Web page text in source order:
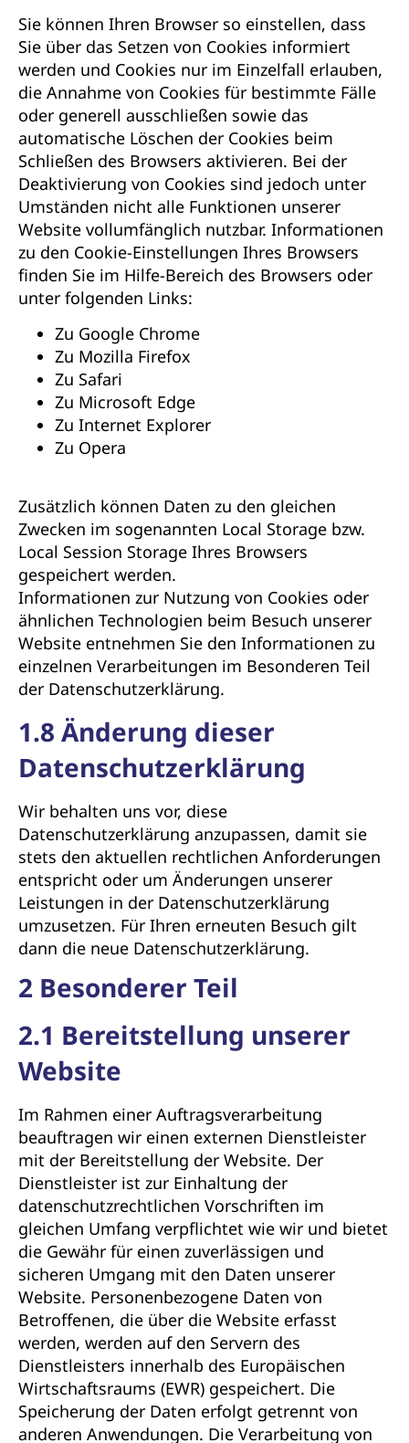
Sie können Ihren Browser so einstellen, dass
Sie über das Setzen von Cookies informiert
werden und Cookies nur im Einzelfall erlauben,
die Annahme von Cookies für bestimmte Fälle
oder generell ausschließen sowie das
automatische Löschen der Cookies beim
Schließen des Browsers aktivieren. Bei der
Deaktivierung von Cookies sind jedoch unter
Umständen nicht alle Funktionen unserer
Website vollumfänglich nutzbar. Informationen
zu den Cookie-Einstellungen Ihres Browsers
finden Sie im Hilfe-Bereich des Browsers oder
unter folgenden Links:
Zu Google Chrome
Zu Mozilla Firefox
Zu Safari
Zu Microsoft Edge
Zu Internet Explorer
Zu Opera
Zusätzlich können Daten zu den gleichen
Zwecken im sogenannten Local Storage bzw.
Local Session Storage Ihres Browsers
gespeichert werden.
Informationen zur Nutzung von Cookies oder
ähnlichen Technologien beim Besuch unserer
Website entnehmen Sie den Informationen zu
einzelnen Verarbeitungen im Besonderen Teil
der Datenschutzerklärung.
1.8 Änderung dieser
Datenschutzerklärung
Wir behalten uns vor, diese
Datenschutzerklärung anzupassen, damit sie
stets den aktuellen rechtlichen Anforderungen
entspricht oder um Änderungen unserer
Leistungen in der Datenschutzerklärung
umzusetzen. Für Ihren erneuten Besuch gilt
dann die neue Datenschutzerklärung.
2 Besonderer Teil
2.1 Bereitstellung unserer
Website
Im Rahmen einer Auftragsverarbeitung
beauftragen wir einen externen Dienstleister
mit der Bereitstellung der Website. Der
Dienstleister ist zur Einhaltung der
datenschutzrechtlichen Vorschriften im
gleichen Umfang verpflichtet wie wir und bietet
die Gewähr für einen zuverlässigen und
sicheren Umgang mit den Daten unserer
Website. Personenbezogene Daten von
Betroffenen, die über die Website erfasst
werden, werden auf den Servern des
Dienstleisters innerhalb des Europäischen
Wirtschaftsraums (EWR) gespeichert. Die
Speicherung der Daten erfolgt getrennt von
anderen Anwendungen. Die Verarbeitung von